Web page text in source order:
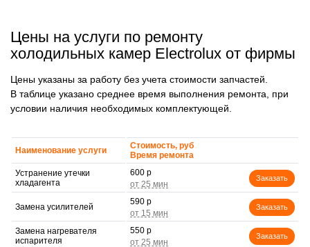
Цены на услуги по ремонту
холодильных камер Electrolux от фирмы
Цены указаны за работу без учета стоимости запчастей.
В таблице указано среднее время выполнения ремонта, при
условии наличия необходимых комплектующей.
Наименование услуги
Стоимость, руб
Время ремонта
Устранение утечки
хладагента
600 р
Заказать
Замена усилителей
590 р
Заказать
Замена нагревателя
испарителя
550 р
Заказать